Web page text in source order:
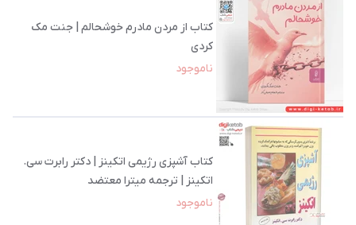
کتاب از مردن مادرم خوشحالم | جنت مک
کردی
ناموجود
کتاب آشپزی رژیمی اتکینز | دکتر رابرت سی.
اتکینز | ترجمه میترا معتضد
ناموجود